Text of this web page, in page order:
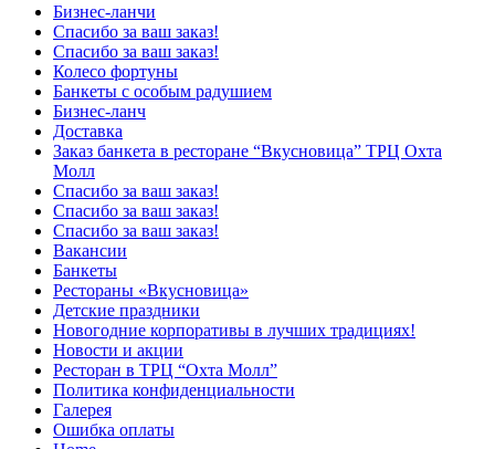
Бизнес-ланчи
Спасибо за ваш заказ!
Спасибо за ваш заказ!
Колесо фортуны
Банкеты с особым радушием
Бизнес-ланч
Доставка
Заказ банкета в ресторане “Вкусновица” ТРЦ Охта
Молл
Спасибо за ваш заказ!
Спасибо за ваш заказ!
Спасибо за ваш заказ!
Вакансии
Банкеты
Рестораны «Вкусновица»
Детские праздники
Новогодние корпоративы в лучших традициях!
Новости и акции
Ресторан в ТРЦ “Охта Молл”
Политика конфиденциальности
Галерея
Ошибка оплаты